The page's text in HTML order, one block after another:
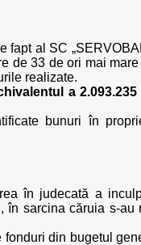
fapt al SC
de 33 de ori mai
realizate.
a
bunuri în
în judecată a
în sarcina căruia s-au
din bugetul